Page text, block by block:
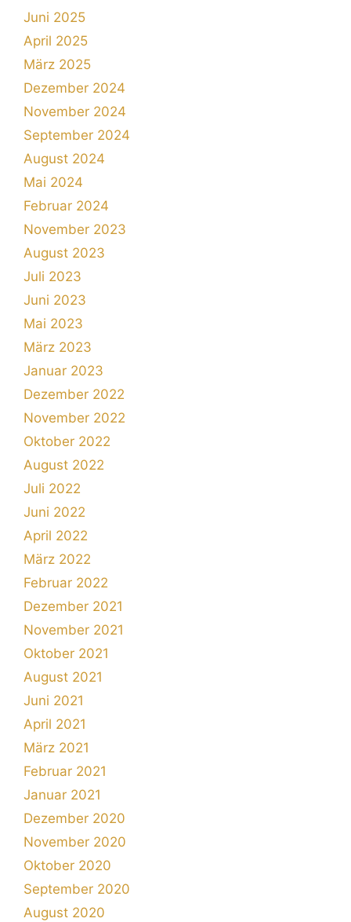
Juni 2025
April 2025
März 2025
Dezember 2024
November 2024
September 2024
August 2024
Mai 2024
Februar 2024
November 2023
August 2023
Juli 2023
Juni 2023
Mai 2023
März 2023
Januar 2023
Dezember 2022
November 2022
Oktober 2022
August 2022
Juli 2022
Juni 2022
April 2022
März 2022
Februar 2022
Dezember 2021
November 2021
Oktober 2021
August 2021
Juni 2021
April 2021
März 2021
Februar 2021
Januar 2021
Dezember 2020
November 2020
Oktober 2020
September 2020
August 2020